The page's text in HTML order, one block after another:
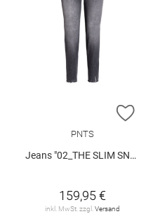
PNTS
Jeans "02_THE SLIM SNOS"
159,95 €
inkl. MwSt. zzgl. Versand